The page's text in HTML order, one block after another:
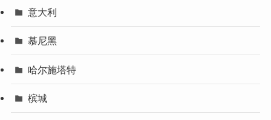
意大利
慕尼黑
哈尔施塔特
槟城